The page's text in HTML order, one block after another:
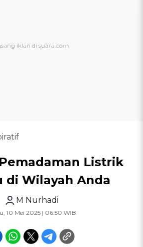
Listrik
di Wilayah Anda
M Nurhadi
10 Mei 2025 | 06:50 WIB